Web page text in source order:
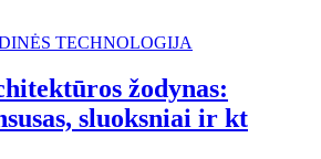
TECHNOLOGIJA
žodynas:
sluoksniai ir kt